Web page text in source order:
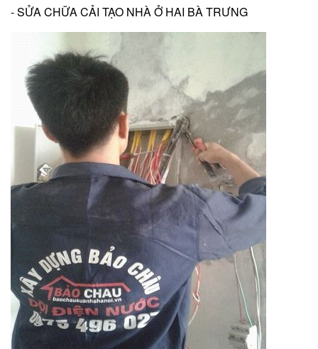
- SỬA CHỮA CẢI TẠO NHÀ Ở HAI BÀ TRƯNG